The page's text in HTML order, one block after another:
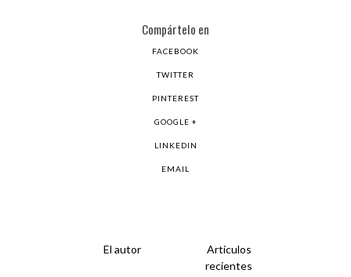
Compártelo en
FACEBOOK
TWITTER
PINTEREST
GOOGLE +
LINKEDIN
EMAIL
El autor
Artículos
recientes